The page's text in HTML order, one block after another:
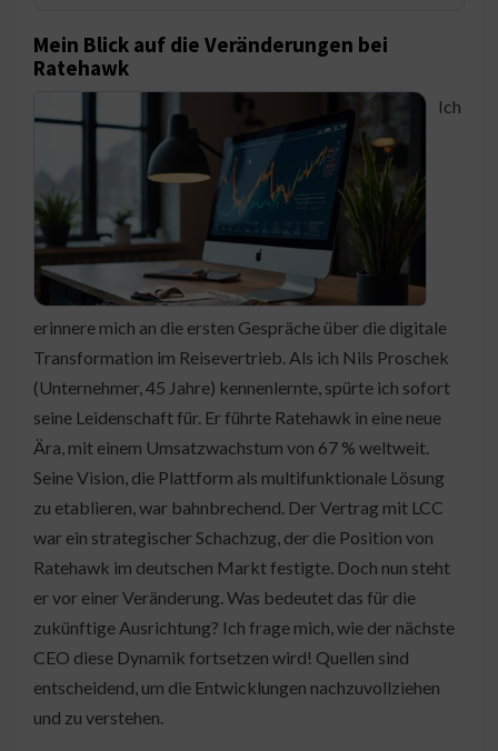
Mein Blick auf die Veränderungen bei
Ratehawk
Ich
erinnere mich an die ersten Gespräche über die digitale
Transformation im Reisevertrieb. Als ich Nils Proschek
(Unternehmer, 45 Jahre) kennenlernte, spürte ich sofort
seine Leidenschaft für. Er führte Ratehawk in eine neue
Ära, mit einem Umsatzwachstum von 67 % weltweit.
Seine Vision, die Plattform als multifunktionale Lösung
zu etablieren, war bahnbrechend. Der Vertrag mit LCC
war ein strategischer Schachzug, der die Position von
Ratehawk im deutschen Markt festigte. Doch nun steht
er vor einer Veränderung. Was bedeutet das für die
zukünftige Ausrichtung? Ich frage mich, wie der nächste
CEO diese Dynamik fortsetzen wird! Quellen sind
entscheidend, um die Entwicklungen nachzuvollziehen
und zu verstehen.